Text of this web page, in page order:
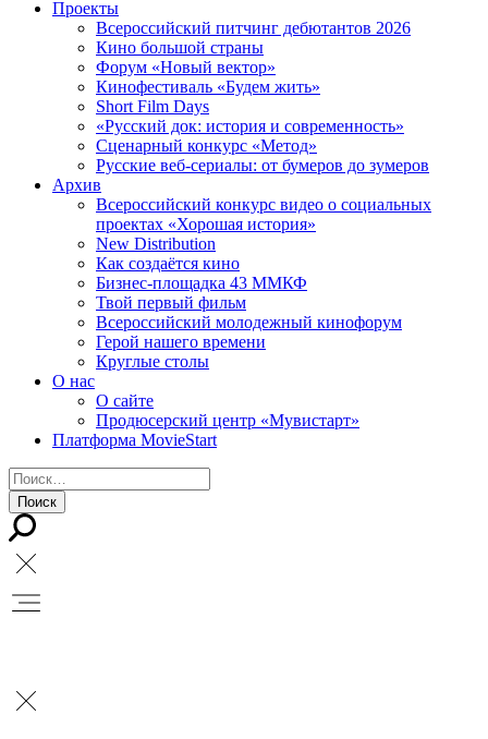
Проекты
Всероссийский питчинг дебютантов 2026
Кино большой страны
Форум «Новый вектор»
Кинофестиваль «Будем жить»
Short Film Days
«Русский док: история и современность»
Сценарный конкурс «Метод»
Русские веб-сериалы: от бумеров до зумеров
Архив
Всероссийский конкурс видео о социальных
проектах «Хорошая история»
New Distribution
Как создаётся кино
Бизнес-площадка 43 ММКФ
Твой первый фильм
Всероссийский молодежный кинофорум
Герой нашего времени
Круглые столы
О нас
О сайте
Продюсерский центр «Мувистарт»
Платформа MovieStart